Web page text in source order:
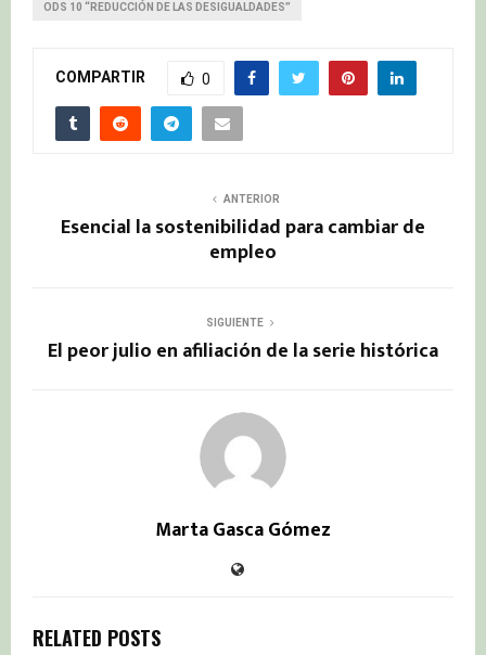
ODS 10 “REDUCCIÓN DE LAS DESIGUALDADES”
COMPARTIR 0
ANTERIOR
Esencial la sostenibilidad para cambiar de
empleo
SIGUIENTE
El peor julio en afiliación de la serie histórica
Marta Gasca Gómez
RELATED POSTS